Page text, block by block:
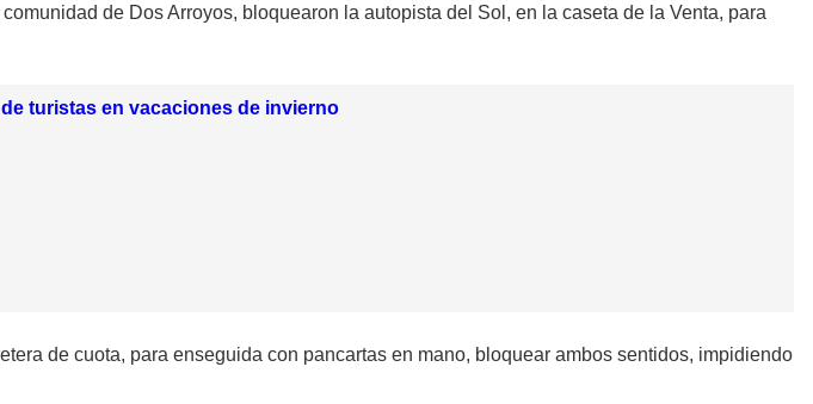
de Dos Arroyos, bloquearon la autopista del Sol, en la caseta de la Venta, para
turistas en vacaciones de invierno
de cuota, para enseguida con pancartas en mano, bloquear ambos sentidos, impidiendo